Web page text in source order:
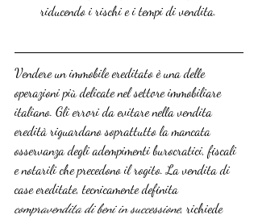
riducendo i rischi e i tempi di vendita.
Vendere un immobile ereditato è una delle
operazioni più delicate nel settore immobiliare
italiano. Gli errori da evitare nella vendita
eredità riguardano soprattutto la mancata
osservanza degli adempimenti burocratici, fiscali
e notarili che precedono il rogito. La vendita di
case ereditate, tecnicamente definita
compravendita di beni in successione, richiede